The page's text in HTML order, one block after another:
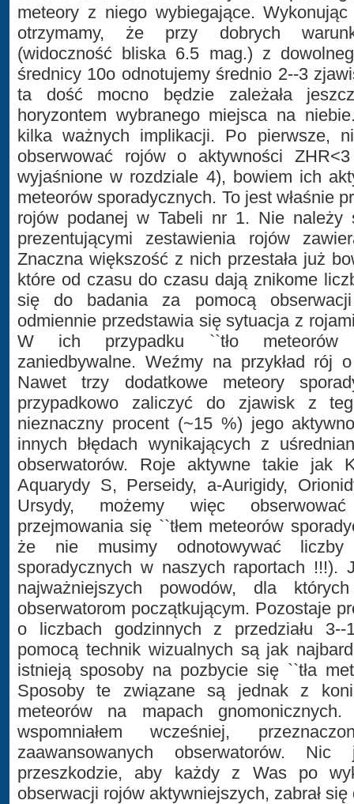
meteory z niego wybiegające.
otrzymamy, że przy dobrych
(widoczność bliska 6.5 mag.) z
średnicy 10o odnotujemy średnio 2--3
ta dość mocno będzie zależała
horyzontem wybranego miejsca na
kilka ważnych implikacji. Po pierwsze,
obserwować rojów o aktywności
wyjaśnione w rozdziale 4), bowiem ich
meteorów sporadycznych. To jest właśnie
rojów podanej w Tabeli nr 1. Nie należy
prezentującymi zestawienia rojów
Znaczna większość z nich przestała już
które od czasu do czasu dają znikome
się do badania za pomocą obserwacji
odmiennie przedstawia się sytuacja z
W ich przypadku ``tło meteorów
zaniedbywalne. Weźmy na przykład rój
Nawet trzy dodatkowe meteory
przypadkowo zaliczyć do zjawisk z
nieznaczny procent (~15 %) jego
innych błędach wynikających z
obserwatorów. Roje aktywne takie jak
Aquarydy S, Perseidy, a-Aurigidy,
Ursydy, możemy więc
przejmowania się ``tłem meteorów
że nie musimy odnotowywać liczby
sporadycznych w naszych raportach !!!).
najważniejszych powodów, dla
obserwatorom początkującym. Pozostaje
o liczbach godzinnych z przedziału
pomocą technik wizualnych są jak
istnieją sposoby na pozbycie się ``tła
Sposoby te związane są jednak z
meteorów na mapach
wspomniałem wcześniej,
zaawansowanych obserwatorów.
przeszkodzie, aby każdy z Was po
obserwacji rojów aktywniejszych, zabrał